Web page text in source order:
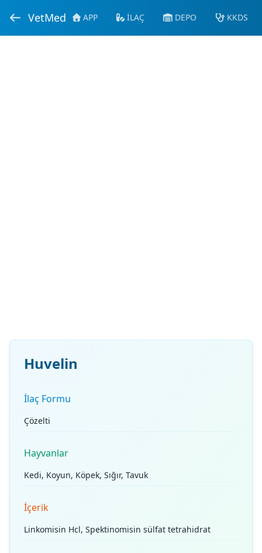
VetMed APP İLAÇ DEPO KKDS
Huvelin
İlaç Formu
Çözelti
Hayvanlar
Kedi, Koyun, Köpek, Sığır, Tavuk
İçerik
Linkomisin Hcl, Spektinomisin sülfat tetrahidrat